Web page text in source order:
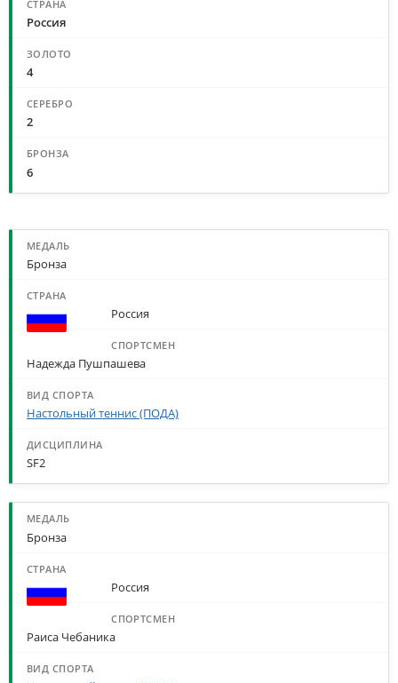
Россия
4
2
6
МЕДАЛИ ПО СПОРТСМЕНАМ И ДИСЦИПЛИНАМ
Бронза
Россия
Надежда Пушпашева
Настольный теннис (ПОДА)
SF2
Бронза
Россия
Раиса Чебаника